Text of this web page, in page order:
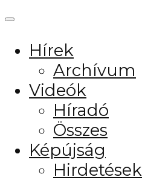
Hírek
Archívum
Videók
Híradó
Összes
Képújság
Hirdetések